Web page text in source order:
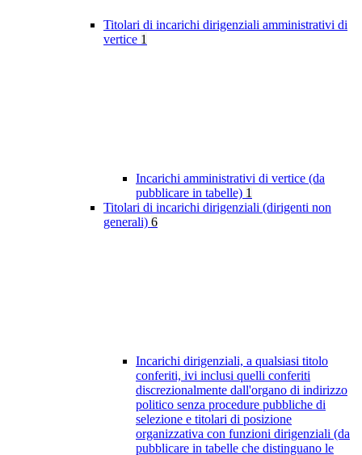
Titolari di incarichi dirigenziali amministrativi di
vertice 1
Incarichi amministrativi di vertice (da
pubblicare in tabelle) 1
Titolari di incarichi dirigenziali (dirigenti non
generali) 6
Incarichi dirigenziali, a qualsiasi titolo
conferiti, ivi inclusi quelli conferiti
discrezionalmente dall'organo di indirizzo
politico senza procedure pubbliche di
selezione e titolari di posizione
organizzativa con funzioni dirigenziali (da
pubblicare in tabelle che distinguano le